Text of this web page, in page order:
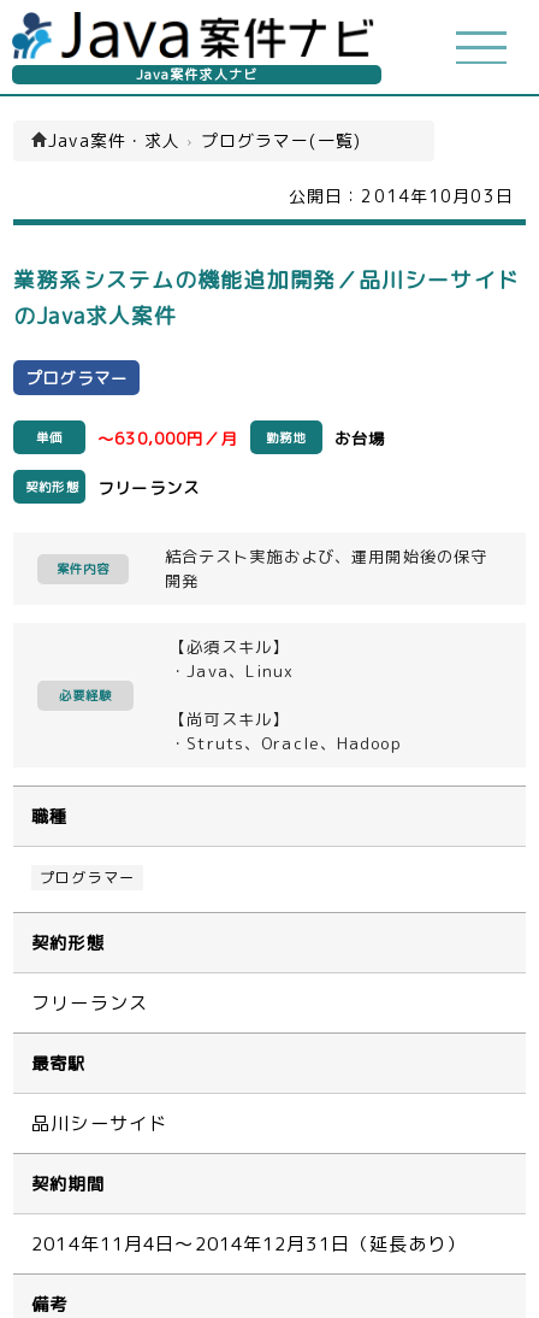
Java案件求人ナビ
Java案件・求人 › プログラマー(一覧)
公開日： 2014年10月03日
業務系システムの機能追加開発／品川シーサイド
のJava求人案件
プログラマー
単価 ～630,000円／月 勤務地 お台場
契約形態 フリーランス
案件内容
結合テスト実施および、運用開始後の保守
開発
必要経験
【必須スキル】
・Java、Linux
【尚可スキル】
・Struts、Oracle、Hadoop
職種
プログラマー
契約形態
フリーランス
最寄駅
品川シーサイド
契約期間
2014年11月4日～2014年12月31日（延長あり）
備考